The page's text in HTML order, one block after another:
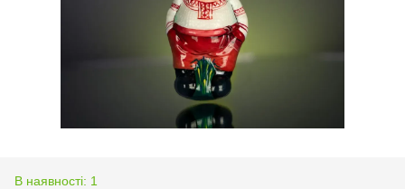
В наявності: 1